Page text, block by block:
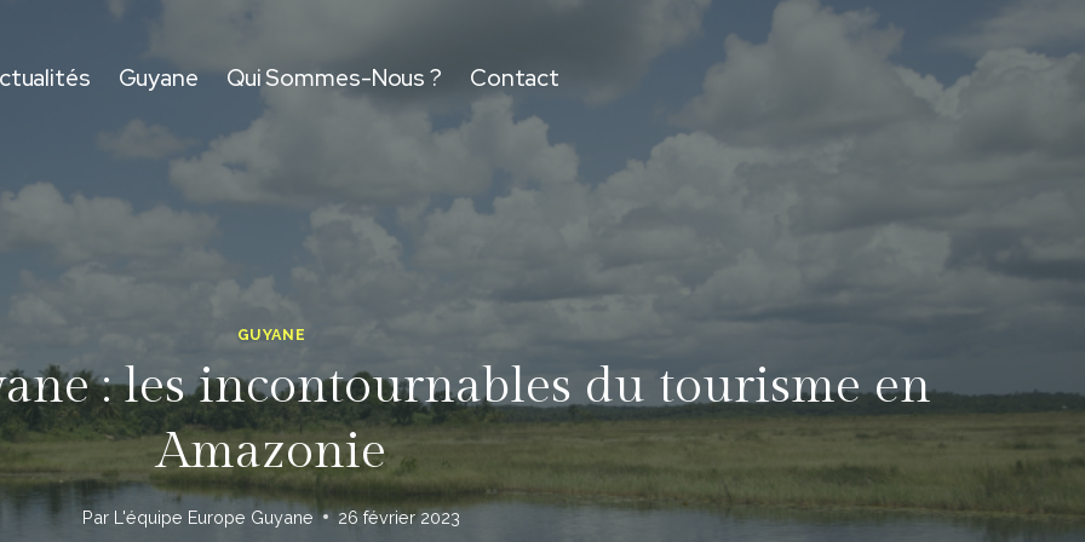
Guyane Qui Sommes-Nous ? Contact
GUYANE
: les incontournables du tourisme en
Amazonie
Par L'équipe Europe Guyane 26 février 2023